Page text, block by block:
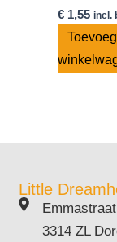
€ 1,55 incl.
Little
3314 ZL